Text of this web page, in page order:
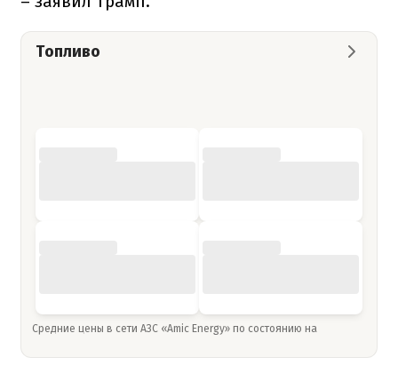
Топливо
Средние цены в сети АЗС «Amic Energy» по состоянию на